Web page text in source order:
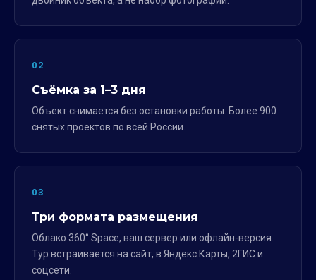
02
Съёмка за 1–3 дня
Объект снимается без остановки работы. Более 900
снятых проектов по всей России.
03
Три формата размещения
Облако 360° Space, ваш сервер или офлайн-версия.
Тур встраивается на сайт, в Яндекс.Карты, 2ГИС и
соцсети.